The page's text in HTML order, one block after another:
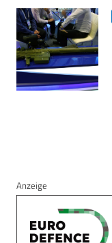
Anzeige